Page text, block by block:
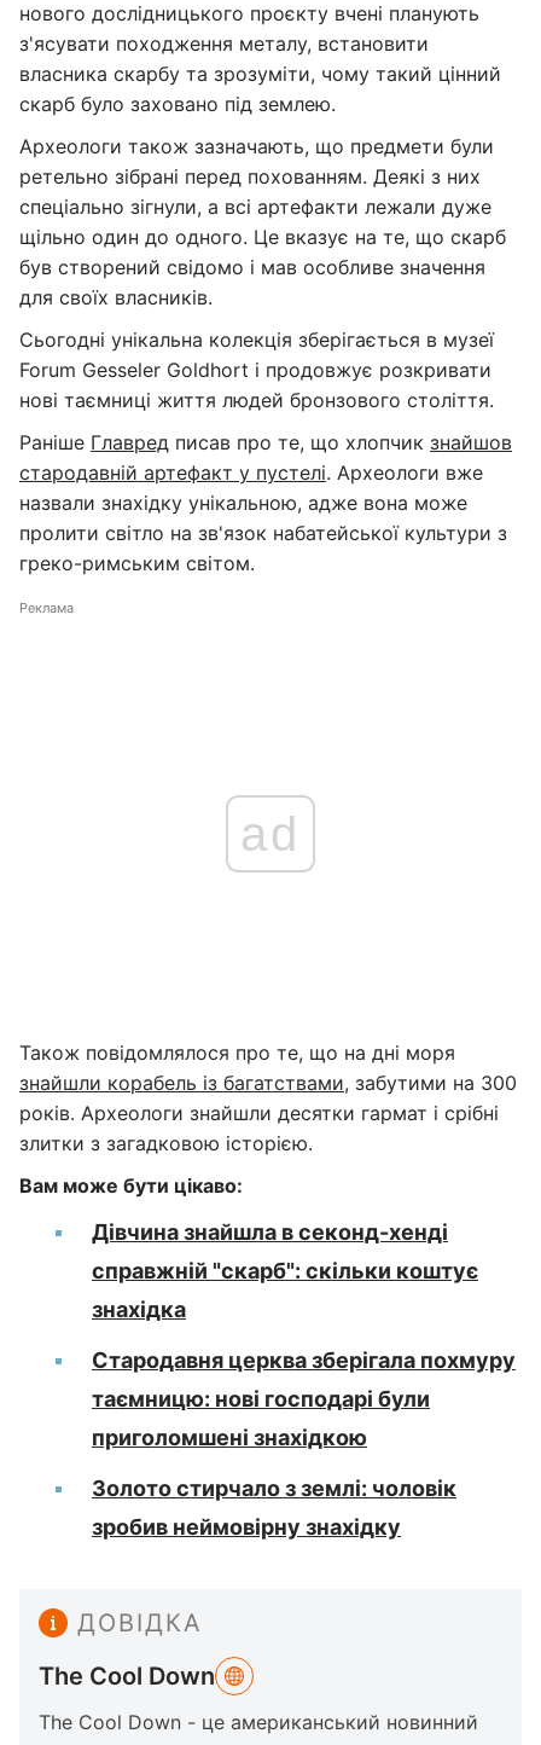
нового дослідницького проєкту вчені планують
з'ясувати походження металу, встановити
власника скарбу та зрозуміти, чому такий цінний
скарб було заховано під землею.
Археологи також зазначають, що предмети були
ретельно зібрані перед похованням. Деякі з них
спеціально зігнули, а всі артефакти лежали дуже
щільно один до одного. Це вказує на те, що скарб
був створений свідомо і мав особливе значення
для своїх власників.
Сьогодні унікальна колекція зберігається в музеї
Forum Gesseler Goldhort і продовжує розкривати
нові таємниці життя людей бронзового століття.
Раніше Главред писав про те, що хлопчик знайшов
стародавній артефакт у пустелі. Археологи вже
назвали знахідку унікальною, адже вона може
пролити світло на зв'язок набатейської культури з
греко-римським світом.
Реклама
ad
Також повідомлялося про те, що на дні моря
знайшли корабель із багатствами, забутими на 300
років. Археологи знайшли десятки гармат і срібні
злитки з загадковою історією.
Вам може бути цікаво:
Дівчина знайшла в секонд-хенді
справжній "скарб": скільки коштує
знахідка
Стародавня церква зберігала похмуру
таємницю: нові господарі були
приголомшені знахідкою
Золото стирчало з землі: чоловік
зробив неймовірну знахідку
ДОВІДКА
The Cool Down
The Cool Down - це американський новинний